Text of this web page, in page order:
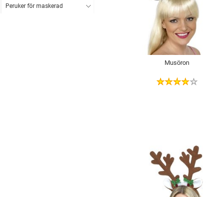
Peruker för maskerad
Musöron